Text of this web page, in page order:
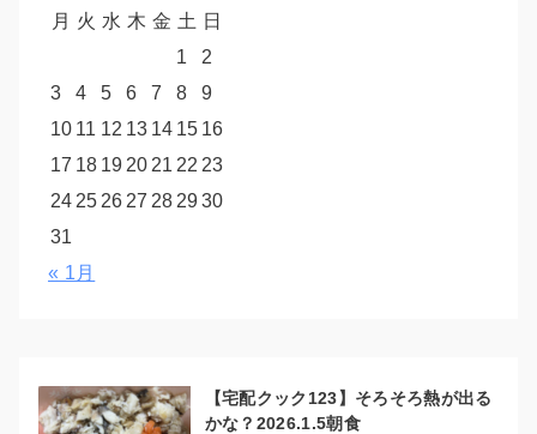
月 火 水 木 金 土 日
1
2
3
4 5 6 7 8
9
10 11 12 13 14 15 16
17 18 19 20 21 22 23
24 25 26 27 28 2930
31
« 1月
【宅配クック123】そろそろ熱が出る
かな？2026.1.5朝食